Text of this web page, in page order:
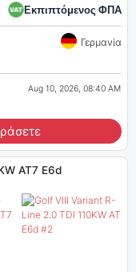
Εκπιπτόμενος ΦΠΑ
Γερμανία
Aug 10, 2026, 08:40 AM
AT7 E6d